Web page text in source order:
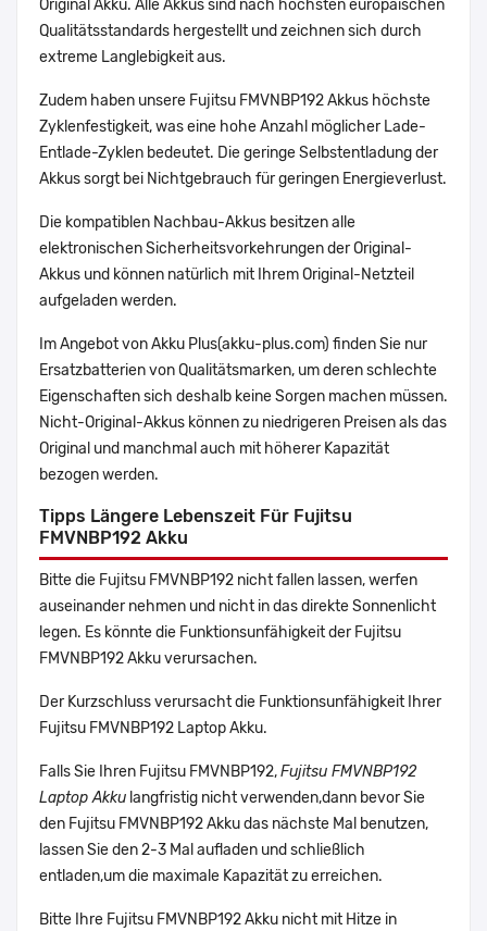
Original Akku. Alle Akkus sind nach höchsten europäischen
Qualitätsstandards hergestellt und zeichnen sich durch
extreme Langlebigkeit aus.
Zudem haben unsere Fujitsu FMVNBP192 Akkus höchste
Zyklenfestigkeit, was eine hohe Anzahl möglicher Lade-
Entlade-Zyklen bedeutet. Die geringe Selbstentladung der
Akkus sorgt bei Nichtgebrauch für geringen Energieverlust.
Die kompatiblen Nachbau-Akkus besitzen alle
elektronischen Sicherheitsvorkehrungen der Original-
Akkus und können natürlich mit Ihrem Original-Netzteil
aufgeladen werden.
Im Angebot von Akku Plus(akku-plus.com) finden Sie nur
Ersatzbatterien von Qualitätsmarken, um deren schlechte
Eigenschaften sich deshalb keine Sorgen machen müssen.
Nicht-Original-Akkus können zu niedrigeren Preisen als das
Original und manchmal auch mit höherer Kapazität
bezogen werden.
Tipps Längere Lebenszeit Für Fujitsu
FMVNBP192 Akku
Bitte die Fujitsu FMVNBP192 nicht fallen lassen, werfen
auseinander nehmen und nicht in das direkte Sonnenlicht
legen. Es könnte die Funktionsunfähigkeit der Fujitsu
FMVNBP192 Akku verursachen.
Der Kurzschluss verursacht die Funktionsunfähigkeit Ihrer
Fujitsu FMVNBP192 Laptop Akku.
Falls Sie Ihren Fujitsu FMVNBP192,Fujitsu FMVNBP192
Laptop Akku langfristig nicht verwenden,dann bevor Sie
den Fujitsu FMVNBP192 Akku das nächste Mal benutzen,
lassen Sie den 2-3 Mal aufladen und schließlich
entladen,um die maximale Kapazität zu erreichen.
Bitte Ihre Fujitsu FMVNBP192 Akku nicht mit Hitze in